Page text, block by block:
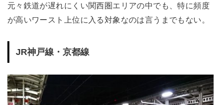
元々鉄道が遅れにくい関西圏エリアの中でも、特に頻度
が高いワースト上位に入る対象なのは言うまでもない。
JR神戸線・京都線